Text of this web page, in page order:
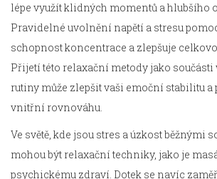
lépe využít klidných momentů a hlubšího
Pravidelné uvolnění napětí a stresu
schopnost koncentrace a zlepšuje
Přijetí této relaxační metody jako
rutiny může zlepšit vaši emoční stabilitu
vnitřní rovnováhu.
Ve světě, kde jsou stres a úzkost běžnými
mohou být relaxační techniky, jako je
psychickému zdraví. Dotek se navíc